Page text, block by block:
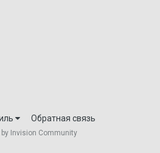
Обратная связь
by Invision Community